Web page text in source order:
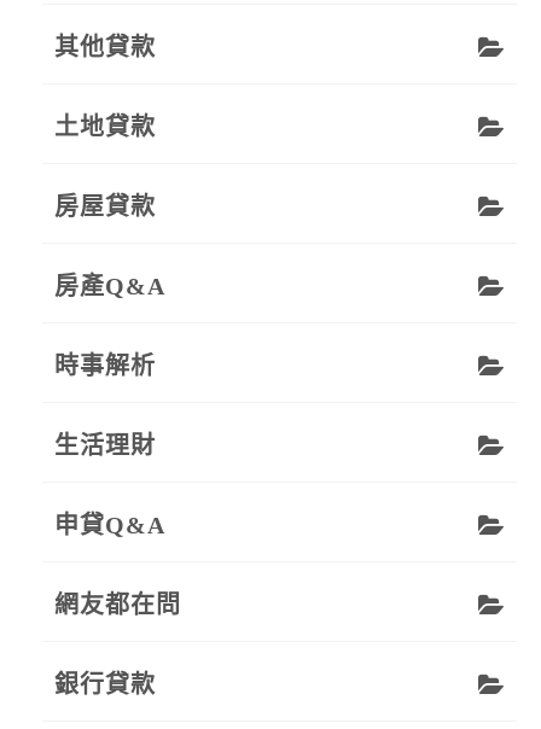
其他貸款
土地貸款
房屋貸款
房產Q&A
時事解析
生活理財
申貸Q&A
網友都在問
銀行貸款